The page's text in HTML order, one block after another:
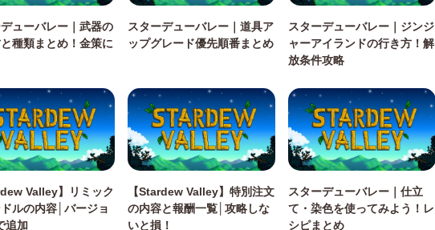
ューバレー｜武器の
種類まとめ！金策に
スターデューバレー｜道具ア
ップグレード優先順番まとめ
スターデューバレー｜ジンジ
ャーアイランドの行き方！解
放条件攻略
Valley】リミック
ルの内容│バージョ
追加
【Stardew Valley】特別注文
の内容と報酬一覧│攻略しな
いと損！
スターデューバレー｜仕立
て・染色を使ってみよう！レ
シピまとめ